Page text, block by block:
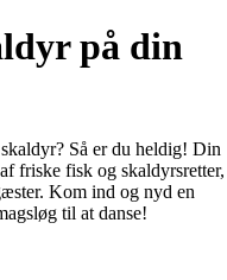
på din
Så er du heldig! Din
friske fisk og skaldyrsretter,
Kom ind og nyd en
til at danse!